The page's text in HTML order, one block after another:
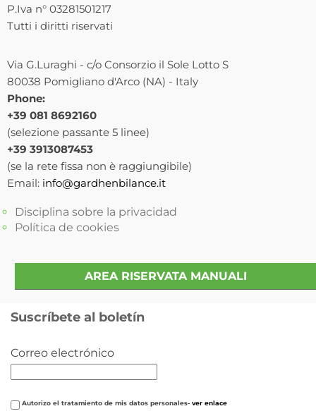
P.Iva n° 03281501217
Tutti i diritti riservati
Via G.Luraghi - c/o Consorzio il Sole Lotto S
80038 Pomigliano d'Arco (NA) - Italy
Phone:
+39 081 8692160
(selezione passante 5 linee)
+39 3913087453
(se la rete fissa non è raggiungibile)
Email: info@gardhenbilance.it
Disciplina sobre la privacidad
Política de cookies
AREA RISERVATA MANUALI
Suscríbete al boletín
Correo electrónico
Autorizo ​​el tratamiento de mis datos personales- ver enlace